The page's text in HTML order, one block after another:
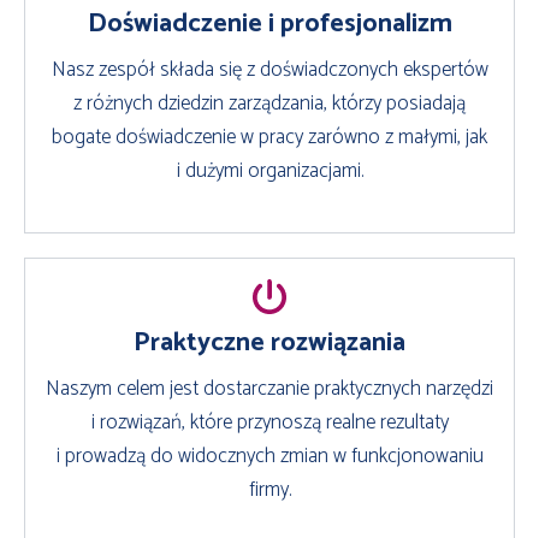
Doświadczenie i profesjonalizm
Nasz zespół składa się z doświadczonych ekspertów
z różnych dziedzin zarządzania, którzy posiadają
bogate doświadczenie w pracy zarówno z małymi, jak
i dużymi organizacjami.
Praktyczne rozwiązania
Naszym celem jest dostarczanie praktycznych narzędzi
i rozwiązań, które przynoszą realne rezultaty
i prowadzą do widocznych zmian w funkcjonowaniu
firmy.